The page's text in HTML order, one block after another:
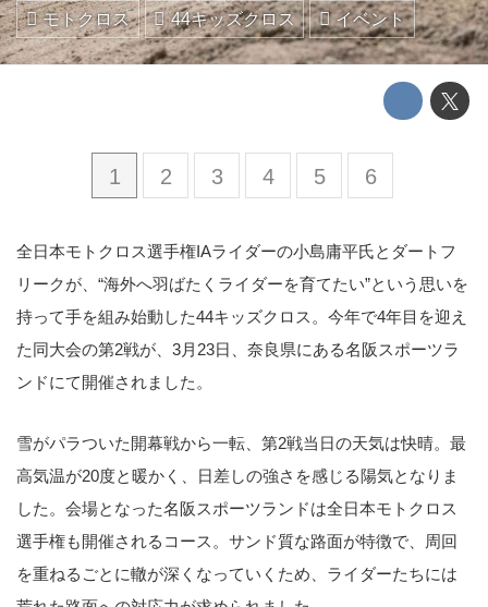
モトクロス 44キッズクロス イベント
1 2 3 4 5 6
全日本モトクロス選手権IAライダーの⼩島庸平氏とダートフ
リークが、“海外へ羽ばたくライダーを育てたい”という思いを
持って手を組み始動した44キッズクロス。今年で4年目を迎え
た同大会の第2戦が、3月23日、奈良県にある名阪スポーツラ
ンドにて開催されました。
雪がパラついた開幕戦から一転、第2戦当日の天気は快晴。最
高気温が20度と暖かく、日差しの強さを感じる陽気となりま
した。会場となった名阪スポーツランドは全日本モトクロス
選手権も開催されるコース。サンド質な路面が特徴で、周回
を重ねるごとに轍が深くなっていくため、ライダーたちには